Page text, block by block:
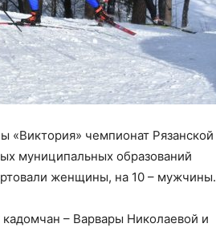
«Виктория» чемпионат Рязанской
муниципальных образований
женщины, на 10 – мужчины.
– Варвары Николаевой и